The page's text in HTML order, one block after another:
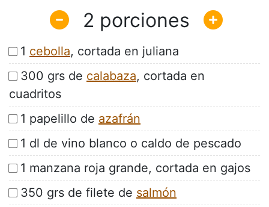
2
1 cebolla, cortada en juliana
300 grs de calabaza, cortada en
cuadritos
1 papelillo de azafrán
1 dl de vino blanco o caldo de pescado
1 manzana roja grande, cortada en gajos
350 grs de filete de salmón